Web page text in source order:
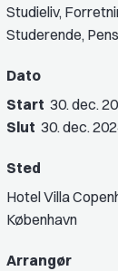
Studieliv,
Studerende,
Dato
Start 30. dec.
Slut 30. dec.
Sted
Hotel Villa
København
Arrangør